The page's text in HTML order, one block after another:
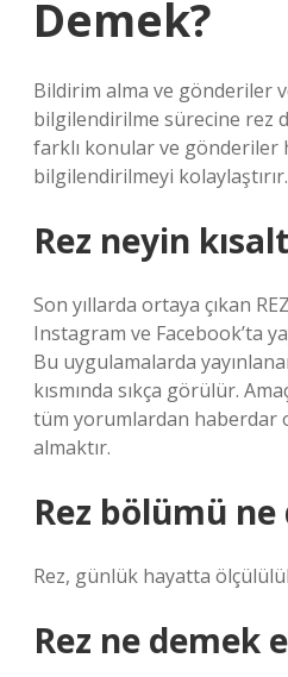
Demek?
Bildirim alma ve gönderiler
bilgilendirilme sürecine rez
farklı konular ve gönderiler
bilgilendirilmeyi kolaylaştırır.
Rez neyin
Son yıllarda ortaya çıkan
Instagram ve Facebook’ta
Bu uygulamalarda
kısmında sıkça görülür.
tüm yorumlardan haberdar
almaktır.
Rez bölümü ne
Rez, günlük hayatta
Rez ne demek